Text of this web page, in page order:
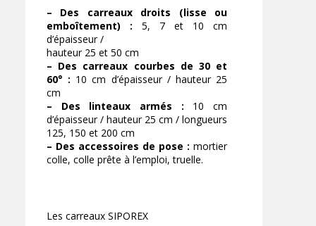
– Des carreaux droits (lisse ou
emboîtement) : 5, 7 et 10 cm
d’épaisseur /
hauteur 25 et 50 cm
– Des carreaux courbes de 30 et
60° : 10 cm d’épaisseur / hauteur 25
cm
– Des linteaux armés : 10 cm
d’épaisseur / hauteur 25 cm / longueurs
125, 150 et 200 cm
– Des accessoires de pose : mortier
colle, colle prête à l’emploi, truelle.
Les carreaux SIPOREX